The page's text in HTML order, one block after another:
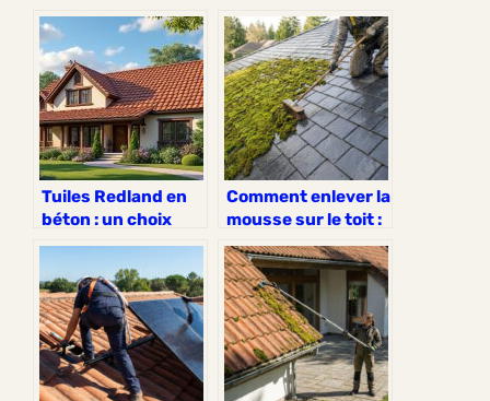
Tuiles Redland en
béton : un choix
durable et
esthétique pour
votre toiture
Comment enlever la
mousse sur le toit :
le guide complet